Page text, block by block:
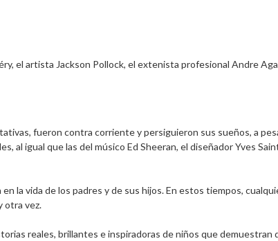
el artista Jackson Pollock, el extenista profesional Andre
fueron contra corriente y persiguieron sus sueños, a
al igual que las del músico Ed Sheeran, el diseñador Yves
la vida de los padres y de sus hijos. En estos tiempos,
otra vez.
reales, brillantes e inspiradoras de niños que demuestran